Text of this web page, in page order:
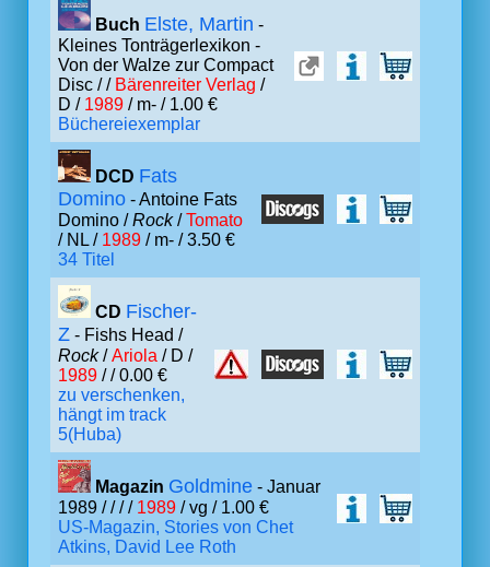
Buch Elste, Martin -
Kleines Tonträgerlexikon -
Von der Walze zur Compact
Disc // Bärenreiter Verlag /
D / 1989 / m- / 1.00 €
Büchereiexemplar
DCD Fats
Domino - Antoine Fats
Domino /Rock/Tomato
/ NL / 1989 / m- / 3.50 €
34 Titel
CD Fischer-
Z - Fishs Head /
Rock/Ariola / D /
1989 / / 0.00 €
zu verschenken,
hängt im track
5(Huba)
Magazin Goldmine - Januar
1989 /// / 1989 / vg / 1.00 €
US-Magazin, Stories von Chet
Atkins, David Lee Roth